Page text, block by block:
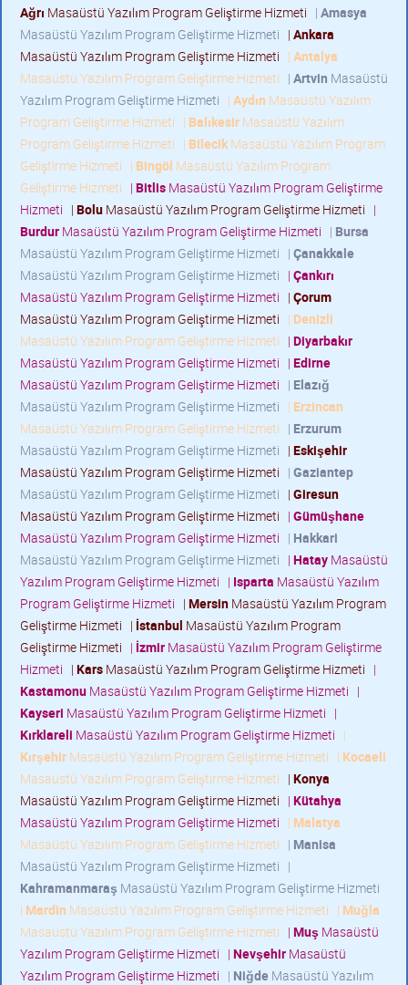
Ağrı Masaüstü Yazılım Program Geliştirme Hizmeti | Amasya
Masaüstü Yazılım Program Geliştirme Hizmeti | Ankara
Masaüstü Yazılım Program Geliştirme Hizmeti | Antalya
Masaüstü Yazılım Program Geliştirme Hizmeti | Artvin Masaüstü
Yazılım Program Geliştirme Hizmeti | Aydın Masaüstü Yazılım
Program Geliştirme Hizmeti | Balıkesir Masaüstü Yazılım
Program Geliştirme Hizmeti | BilecikMasaüstü Yazılım Program
Geliştirme Hizmeti | Bingöl Masaüstü Yazılım Program
Geliştirme Hizmeti | Bitlis Masaüstü Yazılım Program Geliştirme
Hizmeti | Bolu Masaüstü Yazılım Program Geliştirme Hizmeti |
Burdur Masaüstü Yazılım Program Geliştirme Hizmeti | Bursa
Masaüstü Yazılım Program Geliştirme Hizmeti | Çanakkale
Masaüstü Yazılım Program Geliştirme Hizmeti | Çankırı
Masaüstü Yazılım Program Geliştirme Hizmeti | Çorum
Masaüstü Yazılım Program Geliştirme Hizmeti | Denizli
Masaüstü Yazılım Program Geliştirme Hizmeti | Diyarbakır
Masaüstü Yazılım Program Geliştirme Hizmeti | Edirne
Masaüstü Yazılım Program Geliştirme Hizmeti | Elazığ
Masaüstü Yazılım Program Geliştirme Hizmeti | Erzincan
Masaüstü Yazılım Program Geliştirme Hizmeti | Erzurum
Masaüstü Yazılım Program Geliştirme Hizmeti | Eskişehir
Masaüstü Yazılım Program Geliştirme Hizmeti | Gaziantep
Masaüstü Yazılım Program Geliştirme Hizmeti | Giresun
Masaüstü Yazılım Program Geliştirme Hizmeti | Gümüşhane
Masaüstü Yazılım Program Geliştirme Hizmeti | Hakkari
Masaüstü Yazılım Program Geliştirme Hizmeti | Hatay Masaüstü
Yazılım Program Geliştirme Hizmeti | Isparta Masaüstü Yazılım
Program Geliştirme Hizmeti | Mersin Masaüstü Yazılım Program
Geliştirme Hizmeti | İstanbul Masaüstü Yazılım Program
Geliştirme Hizmeti | İzmir Masaüstü Yazılım Program Geliştirme
Hizmeti | Kars Masaüstü Yazılım Program Geliştirme Hizmeti |
Kastamonu Masaüstü Yazılım Program Geliştirme Hizmeti |
Kayseri Masaüstü Yazılım Program Geliştirme Hizmeti |
Kırklareli Masaüstü Yazılım Program Geliştirme Hizmeti |
Kırşehir Masaüstü Yazılım Program Geliştirme Hizmeti | Kocaeli
Masaüstü Yazılım Program Geliştirme Hizmeti | Konya
Masaüstü Yazılım Program Geliştirme Hizmeti | Kütahya
Masaüstü Yazılım Program Geliştirme Hizmeti | Malatya
Masaüstü Yazılım Program Geliştirme Hizmeti | Manisa
Masaüstü Yazılım Program Geliştirme Hizmeti |
Kahramanmaraş Masaüstü Yazılım Program Geliştirme Hizmeti
| Mardin Masaüstü Yazılım Program Geliştirme Hizmeti | Muğla
Masaüstü Yazılım Program Geliştirme Hizmeti | Muş Masaüstü
Yazılım Program Geliştirme Hizmeti | Nevşehir Masaüstü
Yazılım Program Geliştirme Hizmeti | Niğde Masaüstü Yazılım